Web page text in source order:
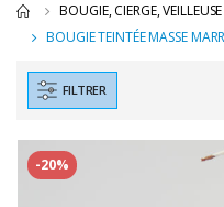
BOUGIE, CIERGE, VEILLEUSE
BOUGIE TEINTÉE MASSE
FILTRER
-20%